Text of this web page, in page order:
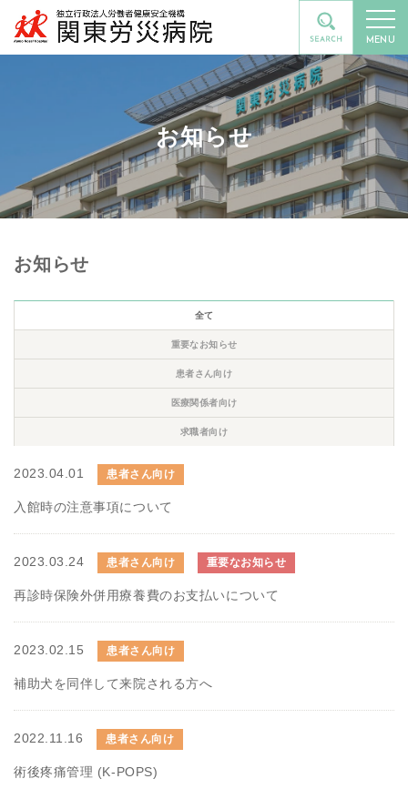
MENU
お知らせ
お知らせ
全て
重要なお知らせ
患者さん向け
医療関係者向け
求職者向け
2023.04.01 患者さん向け
入館時の注意事項について
2023.03.24 患者さん向け 重要なお知らせ
再診時保険外併用療養費のお支払いについて
2023.02.15 患者さん向け
補助犬を同伴して来院される方へ
2022.11.16 患者さん向け
術後疼痛管理 (K-POPS)